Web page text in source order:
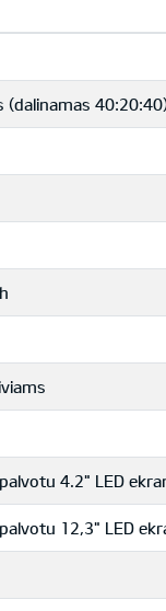
(dalinamas
4.2" LED
12,3" LED